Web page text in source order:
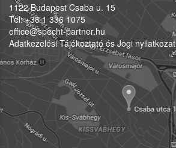
1122 Budapest Csaba u. 15
Tel: +36 1 336 1075
office@specht-partner.hu
Adatkezelési Tájékoztató és Jogi nyilatkozat